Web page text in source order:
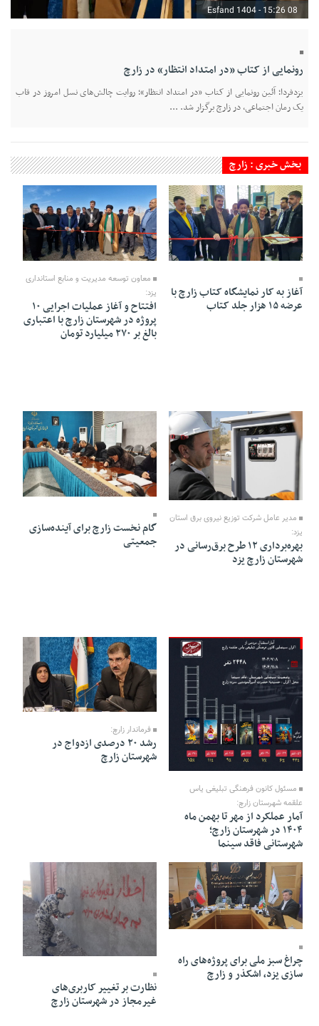
08 Esfand 1404 - 15:26
رونمایی از کتاب «در امتداد انتظار» در زارچ
یزدفردا؛ آئین رونمایی از کتاب «در امتداد انتظار»؛ روایت چالش‌های نسل امروز در قاب
یک رمان اجتماعی، در زارچ برگزار شد. ...
بخش خبری : زارچ
آغاز به کار نمایشگاه کتاب زارچ با
عرضه ۱۵ هزار جلد کتاب
13 Bahman 1404 - 17:58
معاون توسعه مدیریت و منابع استانداری
یزد:
افتتاح و آغاز عملیات اجرایی ۱۰
پروژه در شهرستان زارچ با اعتباری
بالغ بر ۲۷۰ میلیارد تومان
12 Bahman 1404 - 22:32
مدیر عامل شرکت توزیع نیروی برق استان
یزد:
بهره‌برداری ۱۲ طرح برق‌رسانی در
شهرستان زارچ یزد
11 Bahman 1404 - 13:11
گام نخست زارچ برای آینده‌سازی
جمعیتی
10 Bahman 1404 - 20:48
مسئول کانون فرهنگی تبلیغی یاس
علقمه شهرستان زارچ:
آمار عملکرد از مهر تا بهمن ماه
۱۴۰۴ در شهرستان زارچ؛
شهرستانی فاقد سینما
فرماندار زارچ:
رشد ۲۰ درصدی ازدواج در
شهرستان زارچ
11 Azar 1404 - 19:46
چراغ سبز ملی برای پروژه‌های راه
سازی یزد، اشکذر و زارچ
نظارت بر تغییر کاربری‌های
غیرمجاز در شهرستان زارچ